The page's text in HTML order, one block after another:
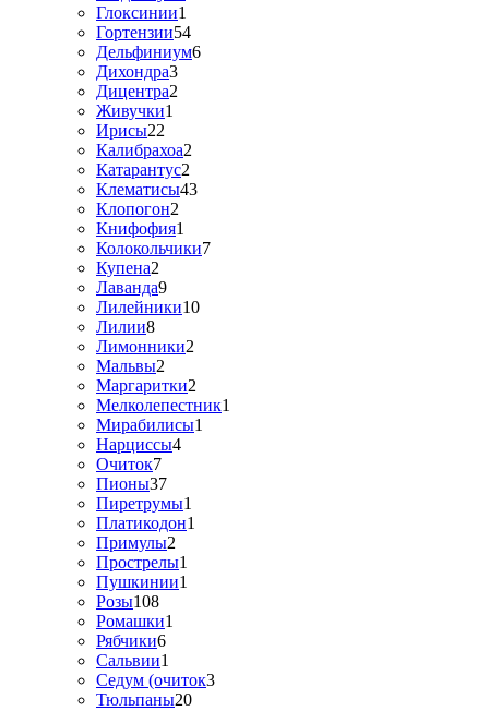
Глоксинии1
Гортензии54
Дельфиниум6
Дихондра3
Дицентра2
Живучки1
Ирисы22
Калибрахоа2
Катарантус2
Клематисы43
Клопогон2
Книфофия1
Колокольчики7
Купена2
Лаванда9
Лилейники10
Лилии8
Лимонники2
Мальвы2
Маргаритки2
Мелколепестник1
Мирабилисы1
Нарциссы4
Очиток7
Пионы37
Пиретрумы1
Платикодон1
Примулы2
Прострелы1
Пушкинии1
Розы108
Ромашки1
Рябчики6
Сальвии1
Седум (очиток3
Тюльпаны20